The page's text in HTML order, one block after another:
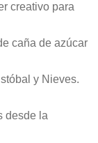
creativo para
caña de azúcar
y Nieves.
desde la